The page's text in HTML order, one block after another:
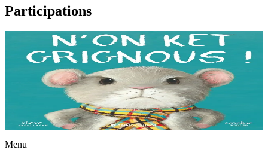
Participations
I'm not grumpy!
À la lisière de la forêt vit une petite souris. C'est la souris la plus
grognonne et la plus hargneuse des environs, jusqu'à sa rencontre
avec un petit blaireau...
En stock13,00 €
Menu